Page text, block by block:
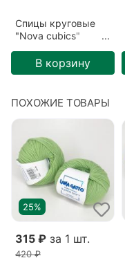
Спицы круговые
"Nova cubics"
В корзину
ПОХОЖИЕ ТОВАРЫ
25%
315 ₽ за 1 шт.
420 ₽